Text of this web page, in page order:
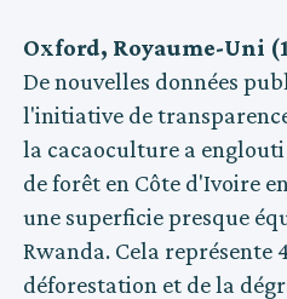
Oxford, Royaume-Uni
De nouvelles données
l'initiative de
la cacaoculture a
de forêt en Côte d'Ivoire
une superficie presque
Rwanda. Cela représente
déforestation et de la